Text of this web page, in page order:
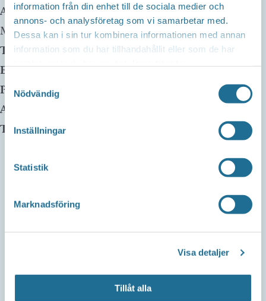
information från din enhet till de sociala medier och
annons- och analysföretag som vi samarbetar med.
Dessa kan i sin tur kombinera informationen med annan
information som du har tillhandahållit eller som de har
Nödvändig
Inställningar
Statistik
Marknadsföring
Visa detaljer
Tillåt alla
Adress: Råssnäsvägen 16
Motala, 59173 Sverige
Telefon:
E-mail:
Pris:Gratis
Arrangör:
Telefonnummer arrangör: